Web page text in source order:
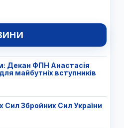
Декан ФПН Анастасія
майбутніх вступників
Сил Збройних Сил України